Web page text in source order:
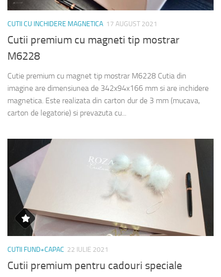
CUTII CU INCHIDERE MAGNETICA 17 AUGUST 2021
Cutii premium cu magneti tip mostrar
M6228
Cutie premium cu magnet tip mostrar M6228 Cutia din
imagine are dimensiunea de 342x94x166 mm si are inchidere
magnetica. Este realizata din carton dur de 3 mm (mucava,
carton de legatorie) si prevazuta cu...
CUTII FUND+CAPAC 22 IULIE 2021
Cutii premium pentru cadouri speciale